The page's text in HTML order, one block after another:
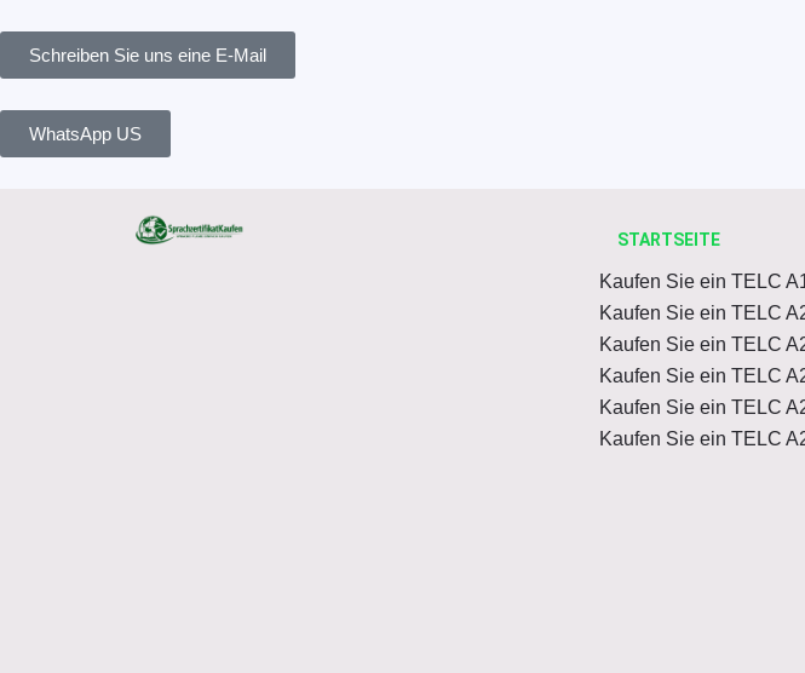
content
Schreiben Sie uns eine E-Mail
WhatsApp US
STARTSEITE
Kaufen Sie ein TELC
Kaufen Sie ein TELC
Kaufen Sie ein TELC
Kaufen Sie ein TELC
Kaufen Sie ein TELC
Kaufen Sie ein TELC